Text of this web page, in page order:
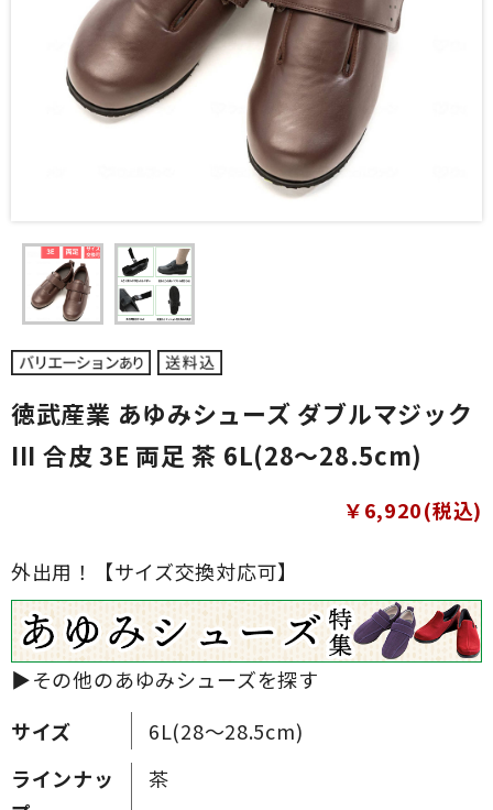
徳武産業 あゆみシューズ ダブルマジック
III 合皮 3E 両足 茶 6L(28～28.5cm)
外出用！【サイズ交換対応可】
￥6,920(税込)
サイズ
6L(28～28.5cm)
ラインナッ
茶
▶その他のあゆみシューズを探す